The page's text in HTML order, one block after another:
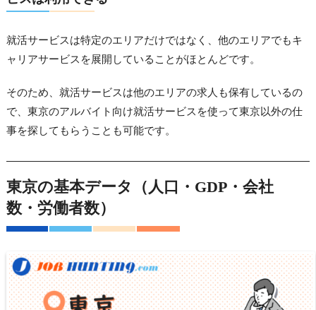
就活サービスは特定のエリアだけではなく、他のエリアでもキ
ャリアサービスを展開していることがほとんどです。
そのため、就活サービスは他のエリアの求人も保有しているの
で、東京のアルバイト向け就活サービスを使って東京以外の仕
事を探してもらうことも可能です。
東京の基本データ（人口・GDP・会社
数・労働者数）